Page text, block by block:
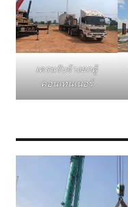
เครนรับจ้างยกตู้
คอนเทนเนอร์